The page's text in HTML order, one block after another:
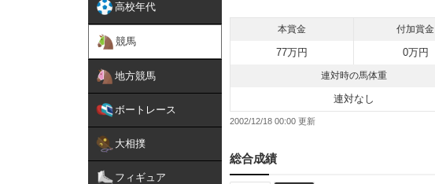
高校年代
競馬
地方競馬
ボートレース
大相撲
フィギュア
本賞金 付加賞金
77万円 0万円
連対時の馬体重
連対なし
2002/12/18 00:00
総合成績